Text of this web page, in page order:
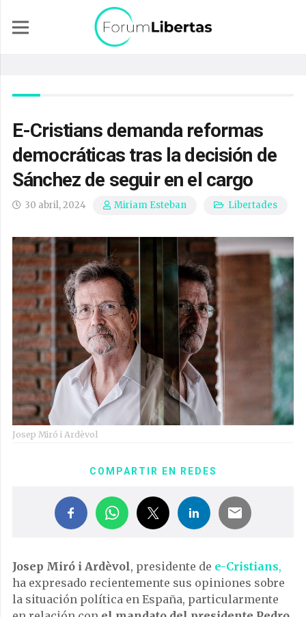
E-Cristians demanda reformas
democráticas tras la decisión de
Sánchez de seguir en el cargo
30 abril, 2024 Miriam Esteban Libertades
Josep Miró i Ardèvol
COMPARTIR EN REDES
Josep Miró i Ardèvol, presidente de e-Cristians,
ha expresado recientemente sus opiniones sobre
la situación política en España, particularmente